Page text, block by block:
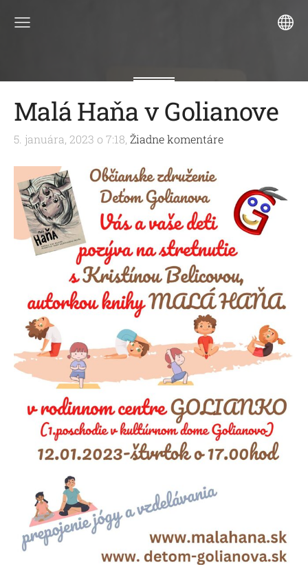
Malá Haňa v Golianove
5. januára, 2023 o 7:18, Žiadne komentáre